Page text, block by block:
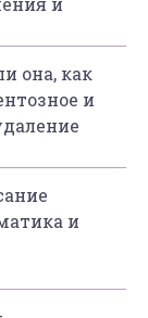
она, как
и
и